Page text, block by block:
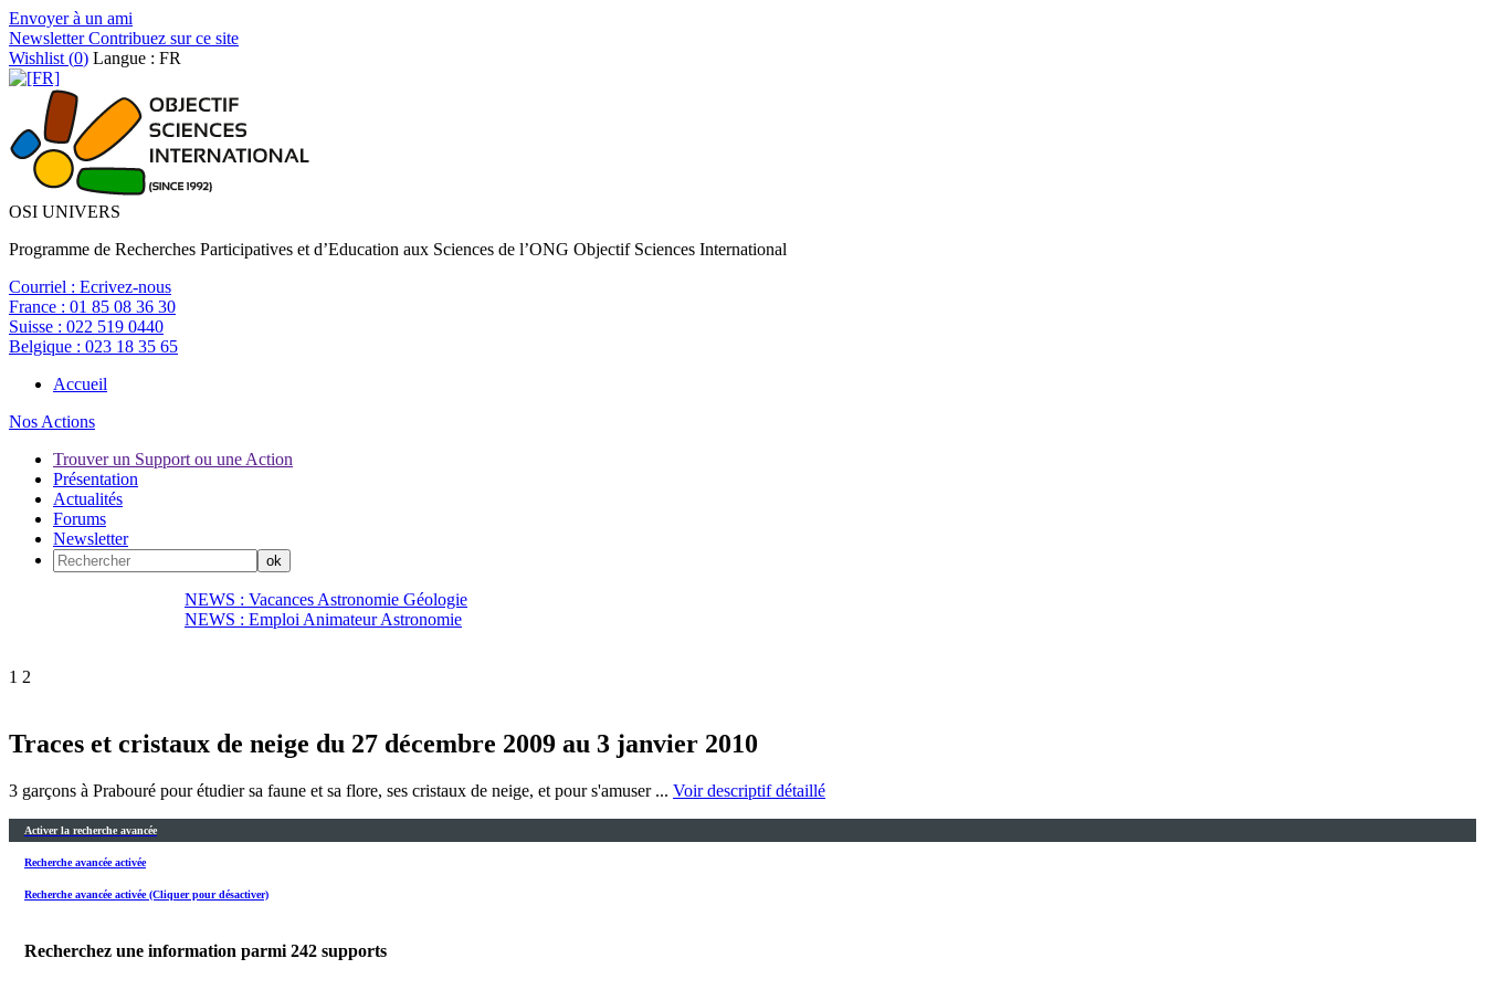
Envoyer à un ami
NewsletterContribuez sur ce site
Wishlist (0) Langue : FR
OSI UNIVERS
Programme de Recherches Participatives et d’Education aux Sciences de l’ONG Objectif Sciences International
Courriel : Ecrivez-nous
France : 01 85 08 36 30
Suisse : 022 519 0440
Belgique : 023 18 35 65
Accueil
Nos Actions
Trouver un Support ou une Action
Présentation
Actualités
Forums
Newsletter
NEWS : Vacances Astronomie Géologie
NEWS : Emploi Animateur Astronomie
1 2
Traces et cristaux de neige du 27 décembre 2009 au 3 janvier 2010
3 garçons à Prabouré pour étudier sa faune et sa flore, ses cristaux de neige, et pour s'amuser ... Voir descriptif détaillé
Activer la recherche avancée
Recherche avancée activée
Recherche avancée activée (Cliquer pour désactiver)
Recherchez une information parmi 242 supports